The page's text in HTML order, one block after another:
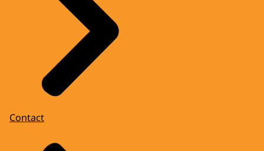
Contact